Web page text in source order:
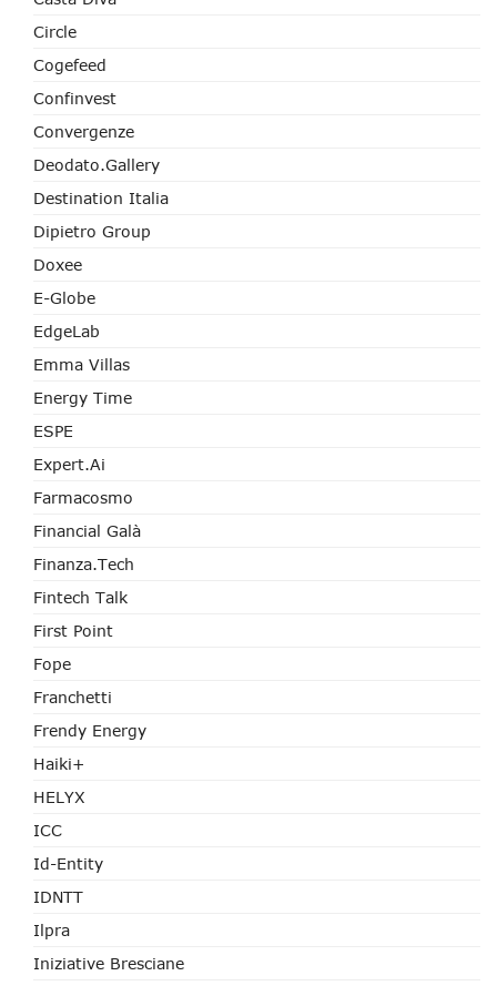
Circle
Cogefeed
Confinvest
Convergenze
Deodato.Gallery
Destination Italia
Dipietro Group
Doxee
E-Globe
EdgeLab
Emma Villas
Energy Time
ESPE
Expert.ai
Farmacosmo
Financial Galà
Finanza.tech
Fintech Talk
First Point
Fope
Franchetti
Frendy Energy
Haiki+
HELYX
ICC
Id-Entity
IDNTT
Ilpra
Iniziative Bresciane